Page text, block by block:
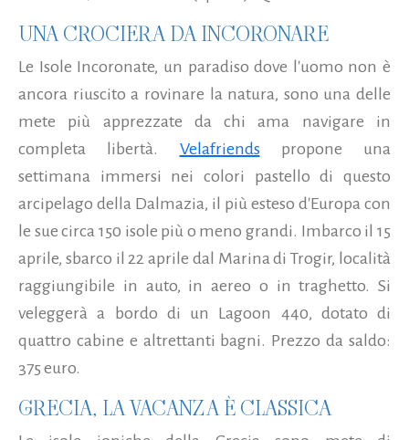
UNA CROCIERA DA INCORONARE
Le Isole Incoronate, un paradiso dove l'uomo non è
ancora riuscito a rovinare la natura, sono una delle
mete più apprezzate da chi ama navigare in
completa libertà. Velafriendspropone una
settimana immersi nei colori pastello di questo
arcipelago della Dalmazia, il più esteso d'Europa con
le sue circa 150 isole più o meno grandi. Imbarco il 15
aprile, sbarco il 22 aprile dal Marina di Trogir, località
raggiungibile in auto, in aereo o in traghetto. Si
veleggerà a bordo di un Lagoon 440, dotato di
quattro cabine e altrettanti bagni. Prezzo da saldo:
375 euro.
GRECIA, LA VACANZA È CLASSICA